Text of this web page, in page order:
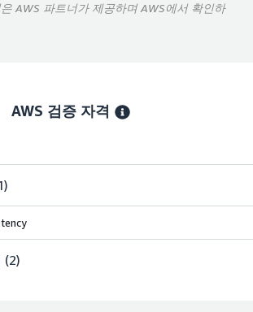
AWS 파트너가 제공하며 AWS에서 확인하
AWS 검증 자격
(2)